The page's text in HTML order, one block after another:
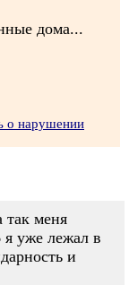
дома...
о нарушении
так меня
я уже лежал в
и